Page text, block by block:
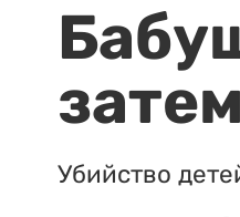
Убийство